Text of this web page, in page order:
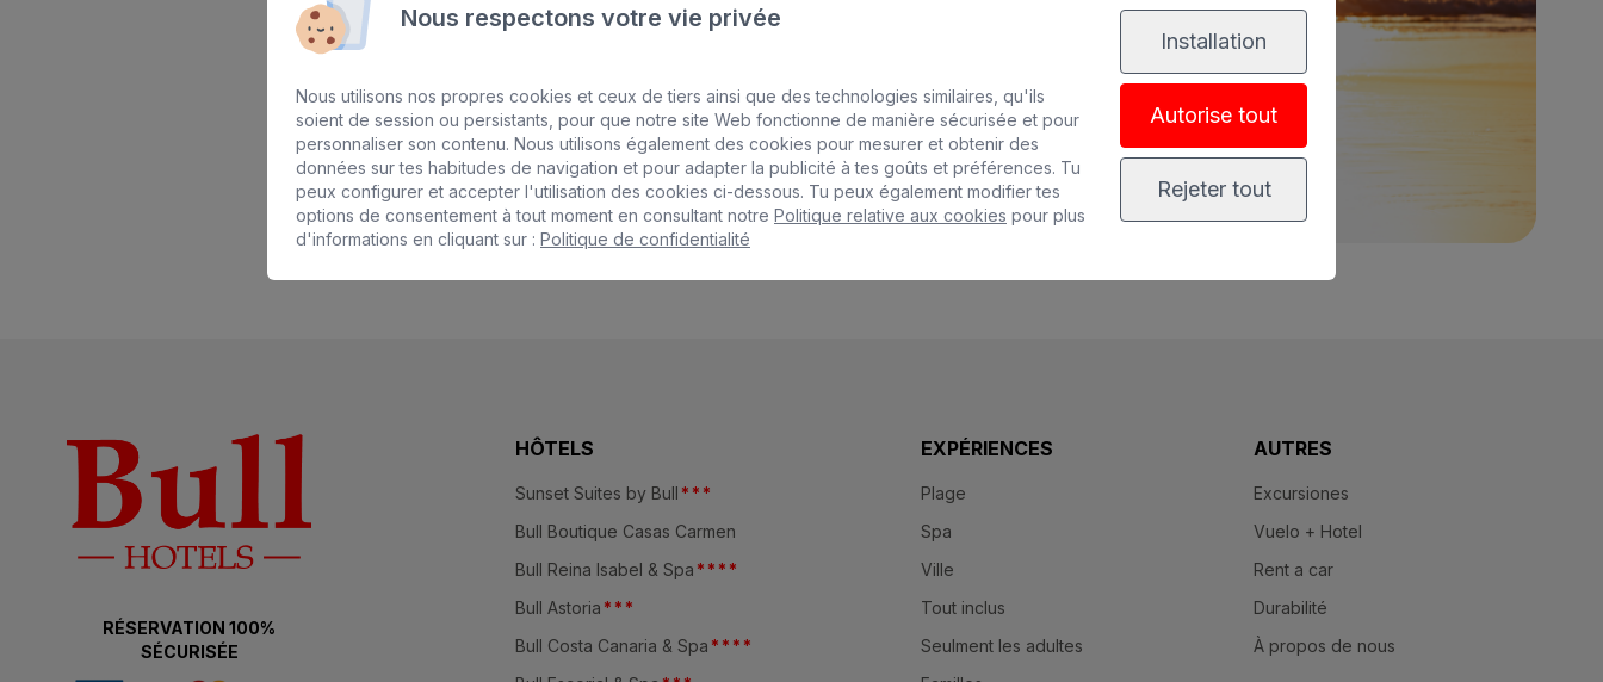
RÉSERVATION 100%
SÉCURISÉE
HÔTELS
Sunset Suites by Bull * * *
Bull Boutique Casas Carmen
Bull Reina Isabel & Spa * * * *
Bull Astoria * * *
Bull Costa Canaria & Spa * * * *
EXPÉRIENCES
Plage
Spa
Ville
Tout inclus
Seulment les adultes
AUTRES
Excursiones
Vuelo + Hotel
Rent a car
Durabilité
À propos de nous
Nous respectons votre vie privée
Nous utilisons nos propres cookies et ceux de tiers ainsi que des technologies similaires, qu'ils
soient de session ou persistants, pour que notre site Web fonctionne de manière sécurisée et pour
personnaliser son contenu. Nous utilisons également des cookies pour mesurer et obtenir des
données sur tes habitudes de navigation et pour adapter la publicité à tes goûts et préférences. Tu
peux configurer et accepter l'utilisation des cookies ci-dessous. Tu peux également modifier tes
options de consentement à tout moment en consultant notre Politique relative aux cookies pour plus
d'informations en cliquant sur : Politique de confidentialité
Installation
Autorise tout
Rejeter tout